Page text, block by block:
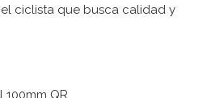
ciclista que busca calidad y
100mm QR